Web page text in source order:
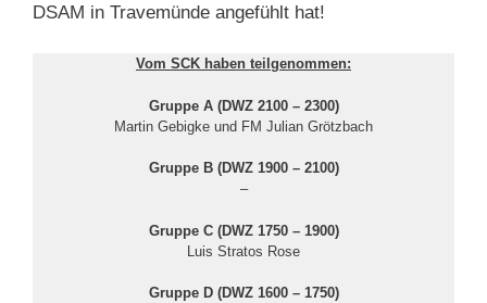
DSAM in Travemünde angefühlt hat!
Vom SCK haben teilgenommen:
Gruppe A (DWZ 2100 – 2300)
Martin Gebigke und FM Julian Grötzbach
Gruppe B (DWZ 1900 – 2100)
–
Gruppe C (DWZ 1750 – 1900)
Luis Stratos Rose
Gruppe D (DWZ 1600 – 1750)